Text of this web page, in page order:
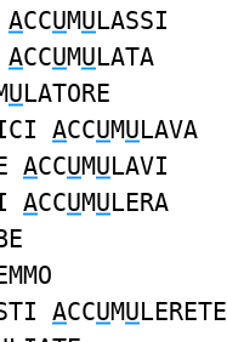
ACCUMULASSI
ACCUMULATA
ULATORE
ACCUMULAVA
ACCUMULAVI
ACCUMULERA
ACCUMULERETE